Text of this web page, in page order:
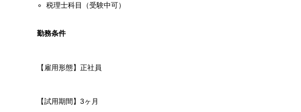
税理士科目（受験中可）
勤務条件
【雇用形態】正社員
【試用期間】3ヶ月